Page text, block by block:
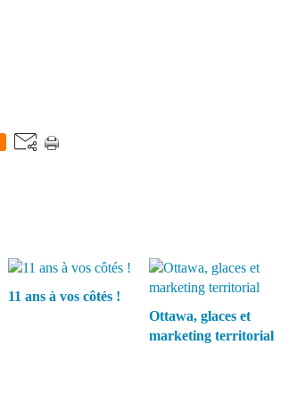
11 ans à vos côtés !
Ottawa, glaces et
marketing territorial